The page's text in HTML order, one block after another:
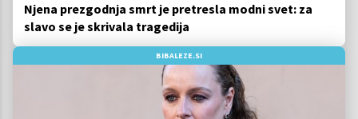
Njena prezgodnja smrt je pretresla modni svet: za
slavo se je skrivala tragedija
BIBALEZE.SI